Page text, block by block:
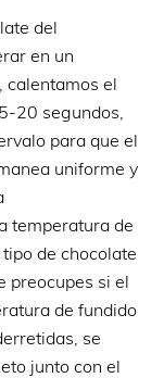
del
en un
calentamos el
20 segundos,
para que el
uniforme y
temperatura de
de chocolate
preocupes si el
de fundido
se
junto con el